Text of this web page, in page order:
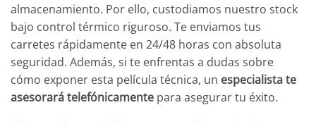
almacenamiento. Por ello, custodiamos nuestro stock
bajo control térmico riguroso. Te enviamos tus
carretes rápidamente en 24/48 horas con absoluta
seguridad. Además, si te enfrentas a dudas sobre
cómo exponer esta película técnica, un especialista te
asesorará telefónicamente para asegurar tu éxito.